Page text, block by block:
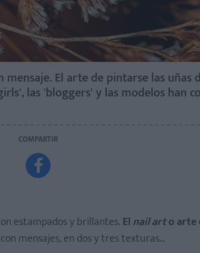
mensaje. El arte de pintarse las
las 'bloggers' y las modelos han
COMPARTIR

estampados y brillantes. El nail arto arte
mensajes, en dos y tres texturas...